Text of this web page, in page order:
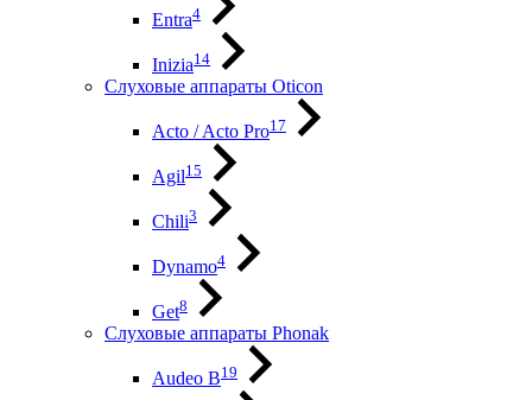
Entra4
Inizia14
Слуховые аппараты Oticon
Acto / Acto Pro17
Agil15
Chili3
Dynamo4
Get8
Слуховые аппараты Phonak
Audeo B19